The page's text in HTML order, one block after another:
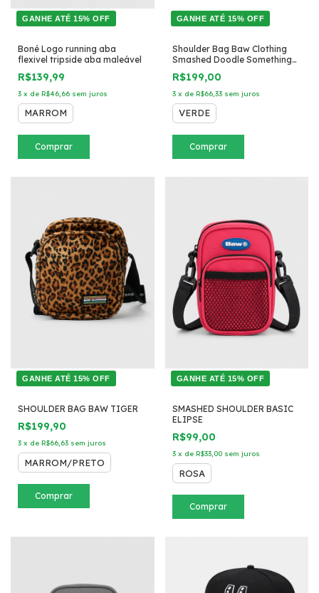
GANHE ATÉ 15% OFF
Boné Logo running aba
flexivel tripside aba maleável
R$139,99
3 x de R$46,66 sem juros
MARROM
Comprar
GANHE ATÉ 15% OFF
Shoulder Bag Baw Clothing
Smashed Doodle Something
R$199,00
3 x de R$66,33 sem juros
VERDE
Comprar
GANHE ATÉ 15% OFF
SHOULDER BAG BAW TIGER
R$199,90
3 x de R$66,63 sem juros
MARROM/PRETO
Comprar
GANHE ATÉ 15% OFF
SMASHED SHOULDER BASIC
ELIPSE
R$99,00
3 x de R$33,00 sem juros
ROSA
Comprar